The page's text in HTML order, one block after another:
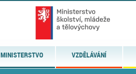
MINISTERSTVO VZDĚLÁVÁNÍ